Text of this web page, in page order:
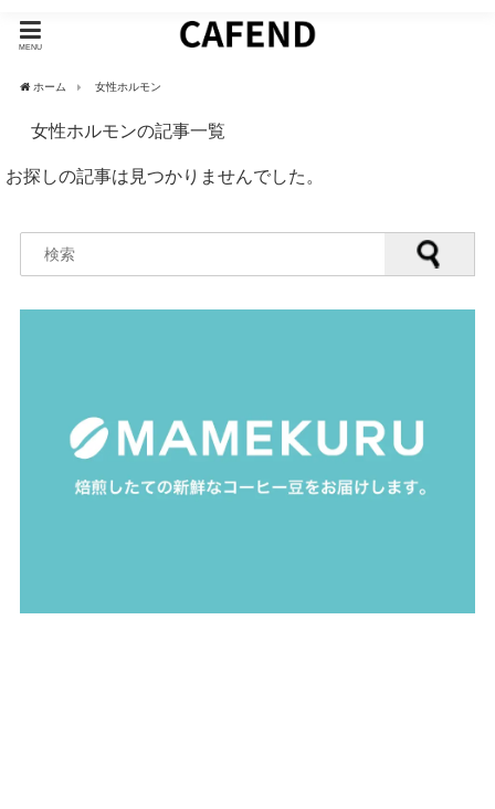
MENU
ホーム 女性ホルモン
女性ホルモンの記事一覧
お探しの記事は見つかりませんでした。